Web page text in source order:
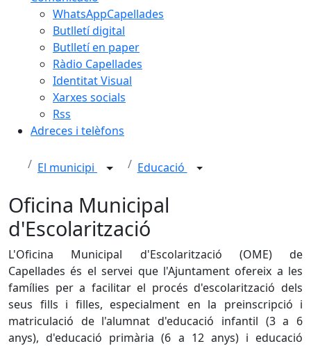
WhatsAppCapellades
Butlletí digital
Butlletí en paper
Ràdio Capellades
Identitat Visual
Xarxes socials
Rss
Adreces i telèfons
El municipi Educació
Oficina Municipal
d'Escolarització
L'Oficina Municipal d'Escolarització (OME) de
Capellades és el servei que l'Ajuntament ofereix a les
famílies per a facilitar el procés d'escolarització dels
seus fills i filles, especialment en la preinscripció i
matriculació de l'alumnat d'educació infantil (3 a 6
anys), d'educació primària (6 a 12 anys) i educació